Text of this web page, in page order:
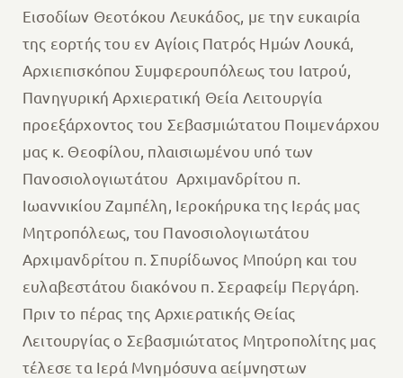
Εισοδίων Θεοτόκου Λευκάδος, με την ευκαιρία
της εορτής του εν Αγίοις Πατρός Ημών Λουκά,
Αρχιεπισκόπου Συμφερουπόλεως του Ιατρού,
Πανηγυρική Αρχιερατική Θεία Λειτουργία
προεξάρχοντος του Σεβασμιώτατου Ποιμενάρχου
μας κ. Θεοφίλου, πλαισιωμένου υπό των
Πανοσιολογιωτάτου Αρχιμανδρίτου π.
Ιωαννικίου Ζαμπέλη, Ιεροκήρυκα της Ιεράς μας
Μητροπόλεως, του Πανοσιολογιωτάτου
Αρχιμανδρίτου π. Σπυρίδωνος Μπούρη και του
ευλαβεστάτου διακόνου π. Σεραφείμ Περγάρη.
Πριν το πέρας της Αρχιερατικής Θείας
Λειτουργίας ο Σεβασμιώτατος Μητροπολίτης μας
τέλεσε τα Ιερά Μνημόσυνα αείμνηστων